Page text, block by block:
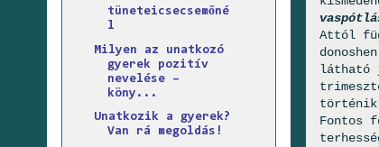
Attól
látható
Fontos
tüneteicsecsemőné
l
Milyen az unatkozó
gyerek pozitív
nevelése –
köny...
Unatkozik a gyerek?
Van rá megoldás!